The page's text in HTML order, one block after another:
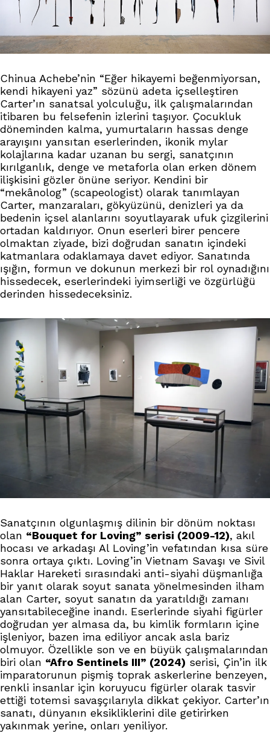
Chinua Achebe’nin “Eğer hikayemi beğenmiyorsan,
kendi hikayeni yaz” sözünü adeta içselleştiren
Carter’ın sanatsal yolculuğu, ilk çalışmalarından
itibaren bu felsefenin izlerini taşıyor. Çocukluk
döneminden kalma, yumurtaların hassas denge
arayışını yansıtan eserlerinden, ikonik mylar
kolajlarına kadar uzanan bu sergi, sanatçının
kırılganlık, denge ve metaforla olan erken dönem
ilişkisini gözler önüne seriyor. Kendini bir
“mekânolog” (scapeologist) olarak tanımlayan
Carter, manzaraları, gökyüzünü, denizleri ya da
bedenin içsel alanlarını soyutlayarak ufuk çizgilerini
ortadan kaldırıyor. Onun eserleri birer pencere
olmaktan ziyade, bizi doğrudan sanatın içindeki
katmanlara odaklamaya davet ediyor. Sanatında
ışığın, formun ve dokunun merkezi bir rol oynadığını
hissedecek, eserlerindeki iyimserliği ve özgürlüğü
derinden hissedeceksiniz.
Sanatçının olgunlaşmış dilinin bir dönüm noktası
olan “Bouquet for Loving” serisi (2009-12), akıl
hocası ve arkadaşı Al Loving’in vefatından kısa süre
sonra ortaya çıktı. Loving’in Vietnam Savaşı ve Sivil
Haklar Hareketi sırasındaki anti-siyahi düşmanlığa
bir yanıt olarak soyut sanata yönelmesinden ilham
alan Carter, soyut sanatın da yaratıldığı zamanı
yansıtabileceğine inandı. Eserlerinde siyahi figürler
doğrudan yer almasa da, bu kimlik formların içine
işleniyor, bazen ima ediliyor ancak asla bariz
olmuyor. Özellikle son ve en büyük çalışmalarından
biri olan “Afro Sentinels III” (2024) serisi, Çin’in ilk
imparatorunun pişmiş toprak askerlerine benzeyen,
renkli insanlar için koruyucu figürler olarak tasvir
ettiği totemsi savaşçılarıyla dikkat çekiyor. Carter’ın
sanatı, dünyanın eksikliklerini dile getirirken
yakınmak yerine, onları yeniliyor.